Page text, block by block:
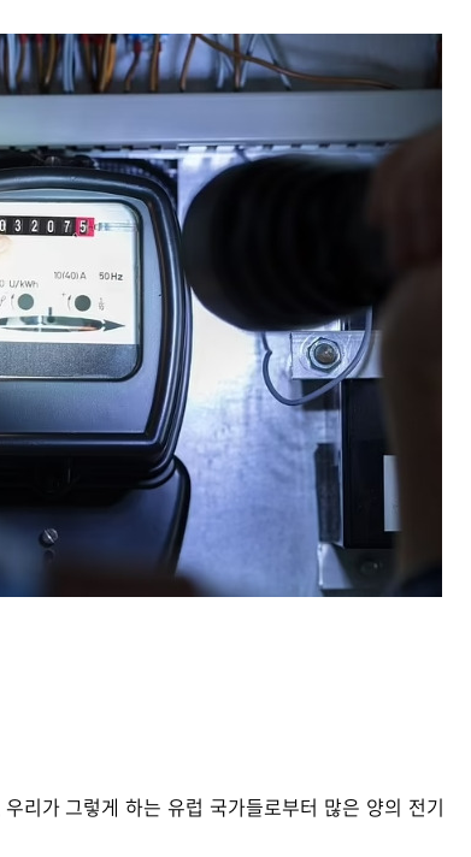
리가 그렇게 하는 유럽 국가들로부터 많은 양의 전기